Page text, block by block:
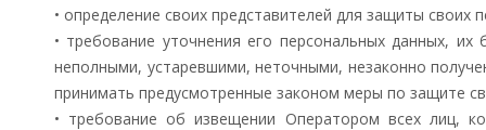
• определение своих представителей для защиты своих
• требование уточнения его персональных данных,
неполными, устаревшими, неточными, незаконно
принимать предусмотренные законом меры по защите
• требование об извещении Оператором всех лиц,